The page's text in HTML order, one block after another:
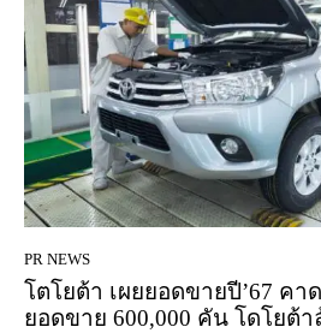
PR NEWS
โตโยต้า เผยยอดขายปี’67 คา
ยอดขาย 600,000 คัน โดโยต้